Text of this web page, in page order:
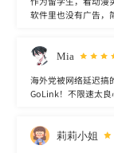
软件里也没有广告，
Mia
海外党被网络延迟搞
GoLink！不限速太良
莉莉小姐